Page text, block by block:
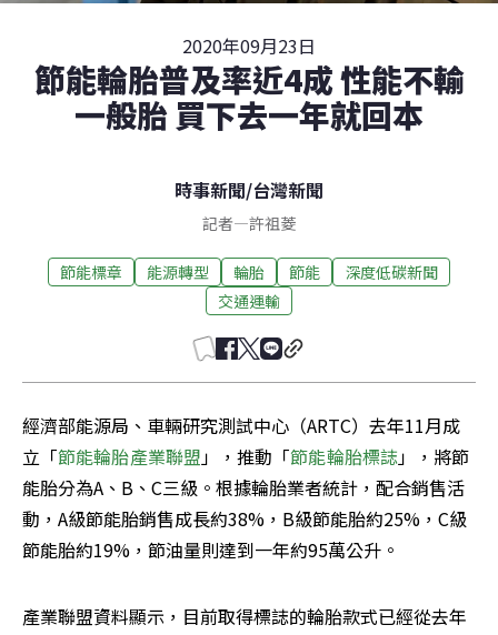
2020年09月23日
節能輪胎普及率近4成 性能不輸
一般胎 買下去一年就回本
時事新聞/台灣新聞
記者—許祖菱
節能標章 能源轉型 輪胎 節能
深度低碳新聞
交通運輸
經濟部能源局、車輛研究測試中心（ARTC）去年11月成
立「節能輪胎產業聯盟」，推動「節能輪胎標誌」，將節
能胎分為A、B、C三級。根據輪胎業者統計，配合銷售活
動，A級節能胎銷售成長約38%，B級節能胎約25%，C級
節能胎約19%，節油量則達到一年約95萬公升。
產業聯盟資料顯示，目前取得標誌的輪胎款式已經從去年